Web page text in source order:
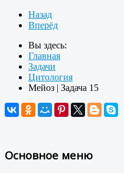
Назад
Вперёд
Вы здесь:
Главная
Задачи
Цитология
Мейоз | Задача 15
Основное меню